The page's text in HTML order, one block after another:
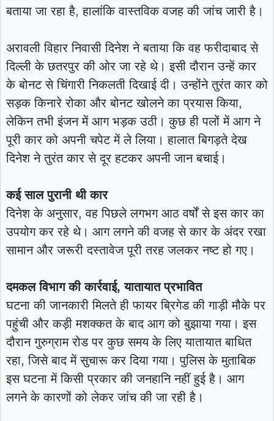
बताया जा रहा है, हालांकि वास्तविक वजह की जांच जारी है।
अरावली विहार निवासी दिनेश ने बताया कि वह फरीदाबाद से
दिल्ली के छतरपुर की ओर जा रहे थे। इसी दौरान उन्हें कार
के बोनट से चिंगारी निकलती दिखाई दी। उन्होंने तुरंत कार को
सड़क किनारे रोका और बोनट खोलने का प्रयास किया,
लेकिन तभी इंजन में आग भड़क उठी। कुछ ही पलों में आग ने
पूरी कार को अपनी चपेट में ले लिया। हालात बिगड़ते देख
दिनेश ने तुरंत कार से दूर हटकर अपनी जान बचाई।
कई साल पुरानी थी कार
दिनेश के अनुसार, वह पिछले लगभग आठ वर्षों से इस कार का
उपयोग कर रहे थे। आग लगने की वजह से कार के अंदर रखा
सामान और जरूरी दस्तावेज पूरी तरह जलकर नष्ट हो गए।
दमकल विभाग की कार्रवाई, यातायात प्रभावित
घटना की जानकारी मिलते ही फायर ब्रिगेड की गाड़ी मौके पर
पहुंची और कड़ी मशक्कत के बाद आग को बुझाया गया। इस
दौरान गुरुग्राम रोड पर कुछ समय के लिए यातायात बाधित
रहा, जिसे बाद में सुचारू कर दिया गया। पुलिस के मुताबिक
इस घटना में किसी प्रकार की जनहानि नहीं हुई है। आग
लगने के कारणों को लेकर जांच की जा रही है।